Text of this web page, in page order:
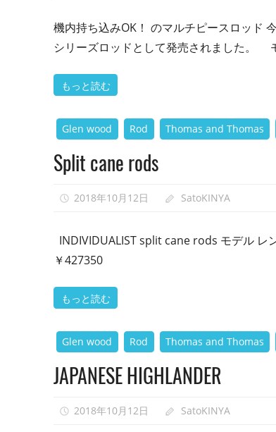
機内持ち込みOK！ のマルチピースロッド
シリーズロッドとして発売されました。
もっと読む
Glen wood Rod Thomas and Thomas
Split cane rods
2018年10月12日 SatoKINYA
INDIVIDUALIST split cane rods モデル レ
￥427350
もっと読む
Glen wood Rod Thomas and Thomas
JAPANESE HIGHLANDER
2018年10月12日 SatoKINYA